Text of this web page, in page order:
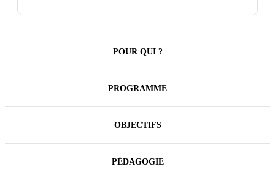
à la fois la santé des salariés, la sécurité des activités
POUR QUI ?
PROGRAMME
OBJECTIFS
PÉDAGOGIE